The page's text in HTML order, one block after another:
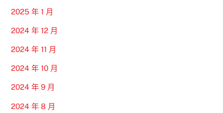
2025 年 1 月
2024 年 12 月
2024 年 11 月
2024 年 10 月
2024 年 9 月
2024 年 8 月